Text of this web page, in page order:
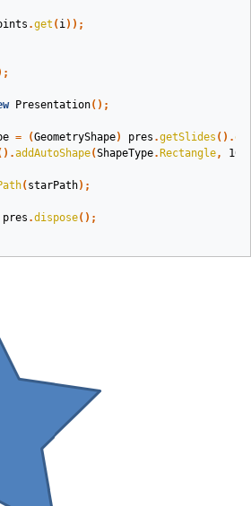
.get ( i));
Presentation();
= (GeometryShape) pres .getSlides ().
addAutoShape(ShapeType. Rectangle, 100
( starPath);
pres .dispose();